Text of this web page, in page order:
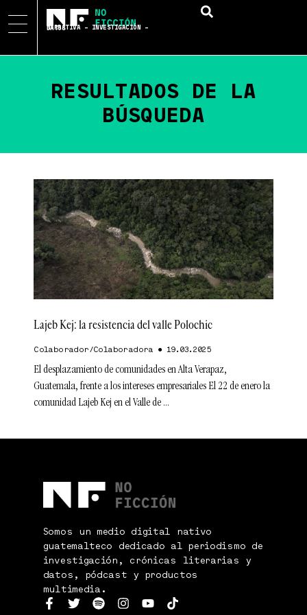
NARRATIVA – INVESTIGACIÓN – DATOS
RESULTADOS DE LA
BÚSQUEDA
Lajeb Kej: la resistencia del valle Polochic
Colaborador/Colaboradora 19.03.2025
El desplazamiento de comunidades en Alta Verapaz,
Guatemala, frente a los intereses empresariales El 22 de enero la
comunidad Lajeb Kej en el Valle de
Somos un medio digital nativo
guatemalteco dedicado al periodismo de
investigación, crónicas literarias y
datos, pódcast y productos
multimedia.